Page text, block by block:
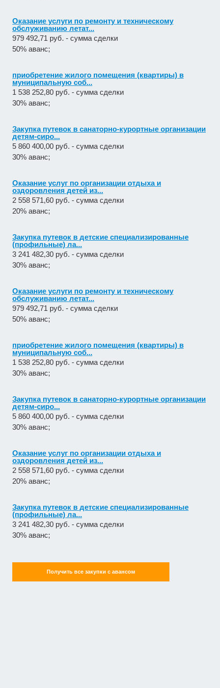
Оказание услуги по ремонту и техническому
обслуживанию летат...
979 492,71 руб. - сумма сделки
50% аванс;
приобретение жилого помещения (квартиры) в
муниципальную соб...
1 538 252,80 руб. - сумма сделки
30% аванс;
Закупка путевок в санаторно-курортные организации
детям-сиро...
5 860 400,00 руб. - сумма сделки
30% аванс;
Оказание услуг по организации отдыха и
оздоровления детей из...
2 558 571,60 руб. - сумма сделки
20% аванс;
Закупка путевок в детские специализированные
(профильные) ла...
3 241 482,30 руб. - сумма сделки
30% аванс;
Оказание услуги по ремонту и техническому
обслуживанию летат...
979 492,71 руб. - сумма сделки
50% аванс;
приобретение жилого помещения (квартиры) в
муниципальную соб...
1 538 252,80 руб. - сумма сделки
30% аванс;
Закупка путевок в санаторно-курортные организации
детям-сиро...
5 860 400,00 руб. - сумма сделки
30% аванс;
Оказание услуг по организации отдыха и
оздоровления детей из...
2 558 571,60 руб. - сумма сделки
20% аванс;
Закупка путевок в детские специализированные
(профильные) ла...
3 241 482,30 руб. - сумма сделки
30% аванс;
Получить все закупки с авансом